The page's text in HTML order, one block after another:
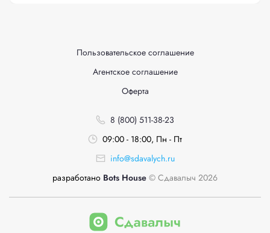
Пользовательское соглашение
Агентское соглашение
Оферта
8 (800) 511-38-23
09:00 - 18:00, Пн - Пт
info@sdavalych.ru
разработано Bots House © Сдавалыч 2026